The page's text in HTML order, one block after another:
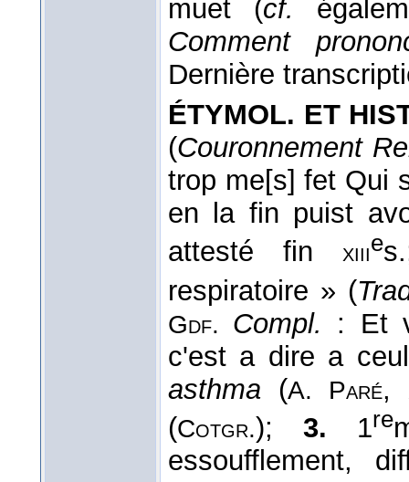
muet (cf.
Comment
Dernière
ÉTYMOL. ET
(Couronnement
trop me[s] fet Qui
en la fin puist
attesté finxiiie
respiratoire » (
Gdf. Compl.
: Et
c'est a dire a
asthma (A. Paré,
(Cotgr.); 3. 1re
essoufflement,